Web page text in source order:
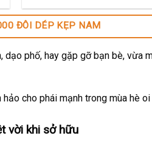
₫.
ĐÔI DÉP KẸP NAM
phố, hay gặp gỡ bạn bè, vừa
cho phái mạnh trong mùa hè
vời khi sở hữu